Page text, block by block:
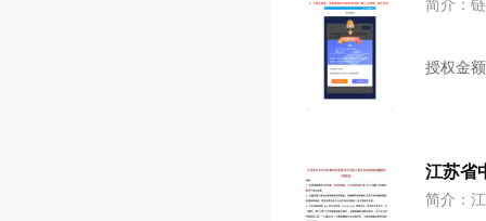
简介：
授权金
江苏省
简介：